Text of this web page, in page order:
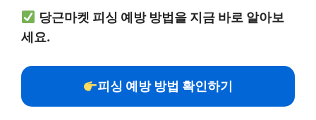
당근마켓 피싱 예방 방법을 지금 바로 알아보
세요.
피싱 예방 방법 확인하기